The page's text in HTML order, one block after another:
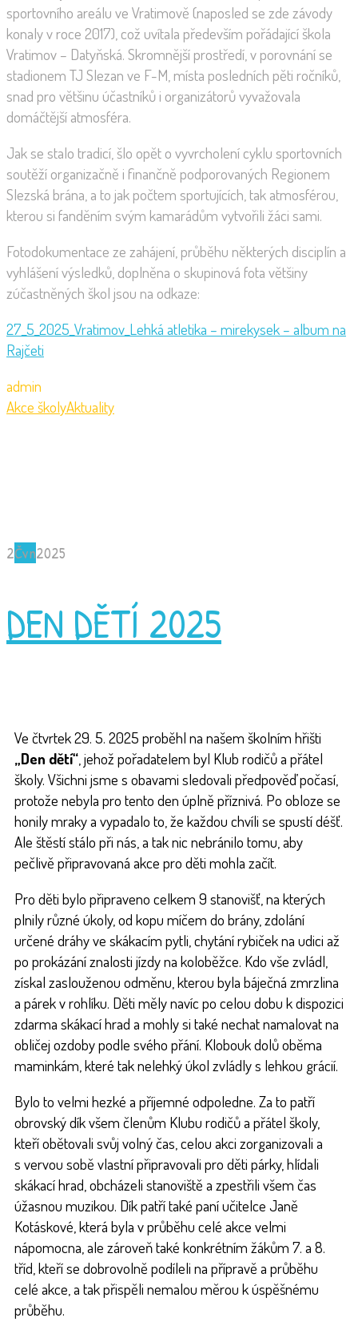
sportovního areálu ve Vratimově (naposled se zde závody
konaly v roce 2017), což uvítala především pořádající škola
Vratimov – Datyňská. Skromnější prostředí, v porovnání se
stadionem TJ Slezan ve F-M, místa posledních pěti ročníků,
snad pro většinu účastníků i organizátorů vyvažovala
domáčtější atmosféra.
Jak se stalo tradicí, šlo opět o vyvrcholení cyklu sportovních
soutěží organizačně i finančně podporovaných Regionem
Slezská brána, a to jak počtem sportujících, tak atmosférou,
kterou si fanděním svým kamarádům vytvořili žáci sami.
Fotodokumentace ze zahájení, průběhu některých disciplín a
vyhlášení výsledků, doplněna o skupinová fota většiny
zúčastněných škol jsou na odkaze:
27_5_2025_Vratimov_Lehká atletika – mirekysek – album na
Rajčeti
admin
Akce školyAktuality
2Čvn2025
DEN DĚTÍ 2025
Ve čtvrtek 29. 5. 2025 proběhl na našem školním hřišti
„Den dětí“ , jehož pořadatelem byl Klub rodičů a přátel
školy. Všichni jsme s obavami sledovali předpověď počasí,
protože nebyla pro tento den úplně příznivá. Po obloze se
honily mraky a vypadalo to, že každou chvíli se spustí déšť.
Ale štěstí stálo při nás, a tak nic nebránilo tomu, aby
pečlivě připravovaná akce pro děti mohla začít.
Pro děti bylo připraveno celkem 9 stanovišť, na kterých
plnily různé úkoly, od kopu míčem do brány, zdolání
určené dráhy ve skákacím pytli, chytání rybiček na udici až
po prokázání znalosti jízdy na koloběžce. Kdo vše zvládl,
získal zaslouženou odměnu, kterou byla báječná zmrzlina
a párek v rohlíku. Děti měly navíc po celou dobu k dispozici
zdarma skákací hrad a mohly si také nechat namalovat na
obličej ozdoby podle svého přání. Klobouk dolů oběma
maminkám, které tak nelehký úkol zvládly s lehkou grácií.
Bylo to velmi hezké a příjemné odpoledne. Za to patří
obrovský dík všem členům Klubu rodičů a přátel školy,
kteří obětovali svůj volný čas, celou akci zorganizovali a
s vervou sobě vlastní připravovali pro děti párky, hlídali
skákací hrad, obcházeli stanoviště a zpestřili všem čas
úžasnou muzikou. Dík patří také paní učitelce Janě
Kotáskové, která byla v průběhu celé akce velmi
nápomocna, ale zároveň také konkrétním žákům 7. a 8.
tříd, kteří se dobrovolně podíleli na přípravě a průběhu
celé akce, a tak přispěli nemalou měrou k úspěšnému
průběhu.